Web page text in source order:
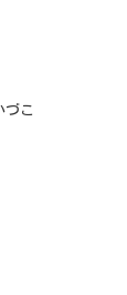
づこ